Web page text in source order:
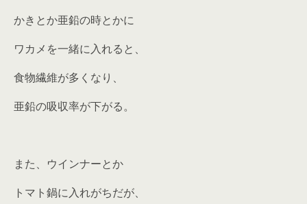
かきとか亜鉛の時とかに
ワカメを一緒に入れると、
食物繊維が多くなり、
亜鉛の吸収率が下がる。
また、ウインナーとか
トマト鍋に入れがちだが、